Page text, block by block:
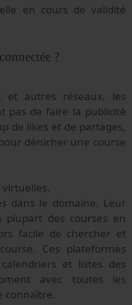
en cours de validité
?
et autres réseaux, les
pas de faire la publicité
de likes et de partages,
dénicher une course
virtuelles.
dans le domaine. Leur
plupart des courses en
facile de chercher et
Ces plateformes
et listes des
avec toutes les
connaître.